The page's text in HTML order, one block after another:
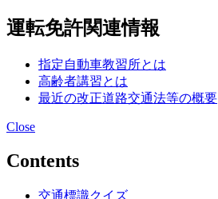
運転免許関連情報
指定自動車教習所とは
高齢者講習とは
最近の改正道路交通法等の概要
Close
Contents
交通標識クイズ